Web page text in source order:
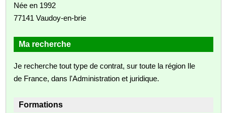
Née en 1992
77141 Vaudoy-en-brie
Ma recherche
Je recherche tout type de contrat, sur toute la région Ile
de France, dans l'Administration et juridique.
Formations